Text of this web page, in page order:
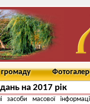
на 2017 рік
засоби масової